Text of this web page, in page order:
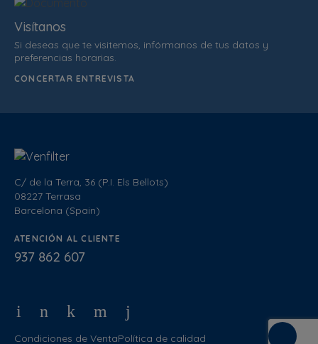
C/ de la Terra, 36 (P.I. Els Bellots)
08227 Terrasa
Barcelona (Spain)
ATENCIÓN AL CLIENTE
937 862 607
Condiciones de VentaPolítica de calidad
Visítanos
Si deseas que te visitemos, infórmanos de tus datos y
preferencias horarias.
CONCERTAR ENTREVISTA